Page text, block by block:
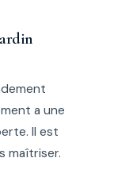
a une
Il est
maîtriser.